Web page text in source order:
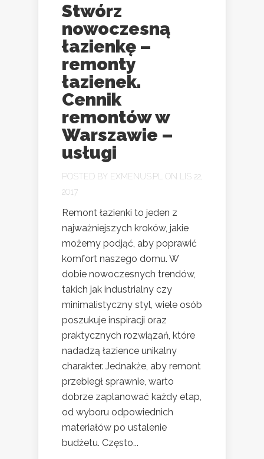
Stwórz
nowoczesną
łazienkę –
remonty
łazienek.
Cennik
remontów w
Warszawie –
usługi
POSTED BY EXMENUS.PL
ON LIS 22,
2017
Remont łazienki to jeden z
najważniejszych kroków, jakie
możemy podjąć, aby poprawić
komfort naszego domu. W
dobie nowoczesnych trendów,
takich jak industrialny czy
minimalistyczny styl, wiele osób
poszukuje inspiracji oraz
praktycznych rozwiązań, które
nadadzą łazience unikalny
charakter. Jednakże, aby remont
przebiegł sprawnie, warto
dobrze zaplanować każdy etap,
od wyboru odpowiednich
materiałów po ustalenie
budżetu. Często...